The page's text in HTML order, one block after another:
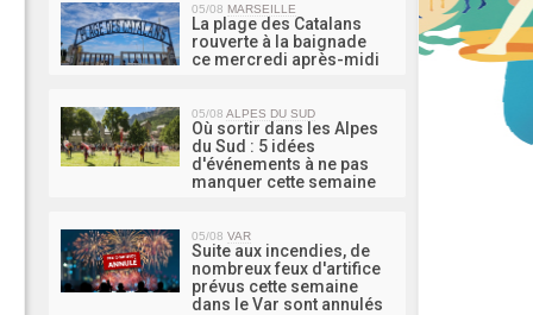
05/08 MARSEILLE
La plage des Catalans
rouverte à la baignade
ce mercredi après-midi
05/08 ALPES DU SUD
Où sortir dans les Alpes
du Sud : 5 idées
d'événements à ne pas
manquer cette semaine
05/08 VAR
Suite aux incendies, de
nombreux feux d'artifice
prévus cette semaine
dans le Var sont annulés